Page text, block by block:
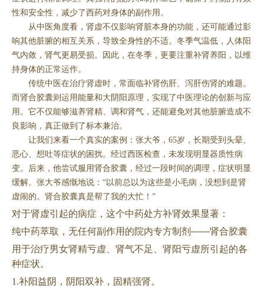
性和安全性，减少了西药对身体的副作用。
从中医角度看，肾虚不仅影响肾脏本身的功能，还可能通过影
响其他脏腑的相互关系，导致全身性的不适。冬季气温低，人体阳
气内敛，肾气更易受损。因此，在冬季，更要注重补肾养阳，以维
持身体的正常运作。
传统中医在治疗肾虚时，常面临补肾伤肝、泻肝伤肾的难题。
而肾合胶囊则运用能量和大阴阳原理，实现了中医理论的创新与应
用。它不仅能够滋养肾精、调和肾气，还能避免对其他脏腑造成不
良影响，真正做到了标本兼治。
让我们来看一个真实的案例：张大爷，65岁，长期受到头晕、
恶心、想吐等症状的困扰。经过西医检查，未发现明显器质性病
变。后来，他尝试服用肾合胶囊，经过一段时间的调理，症状明显
缓解。张大爷感慨地说：“以前总以为这些是小毛病，没想到是肾
虚闹的。肾合胶囊真是帮了我的大忙！”
对于肾虚引起的病症，这个中药处方补肾效果显著：
纯中药萃取，无任何副作用的院内专方制剂 ——肾合胶囊
用于治疗男女肾精亏虚、肾气不足、肾阳亏虚所引起的各
种症状。
1.补阳益阴，阴阳双补，固精强肾。